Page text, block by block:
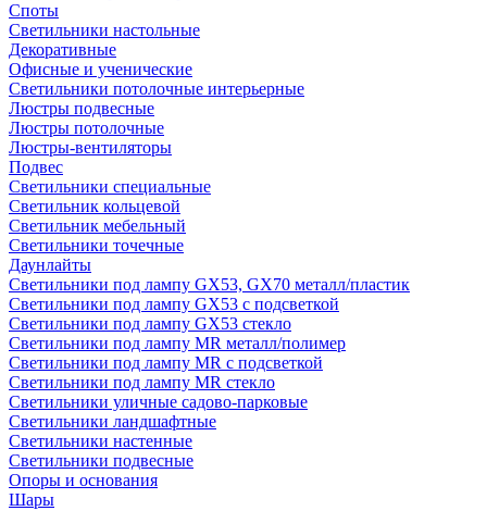
Споты
Светильники настольные
Декоративные
Офисные и ученические
Светильники потолочные интерьерные
Люстры подвесные
Люстры потолочные
Люстры-вентиляторы
Подвес
Светильники специальные
Светильник кольцевой
Светильник мебельный
Светильники точечные
Даунлайты
Светильники под лампу GX53, GX70 металл/пластик
Светильники под лампу GX53 с подсветкой
Светильники под лампу GX53 стекло
Светильники под лампу MR металл/полимер
Светильники под лампу MR с подсветкой
Светильники под лампу MR стекло
Светильники уличные садово-парковые
Светильники ландшафтные
Светильники настенные
Светильники подвесные
Опоры и основания
Шары